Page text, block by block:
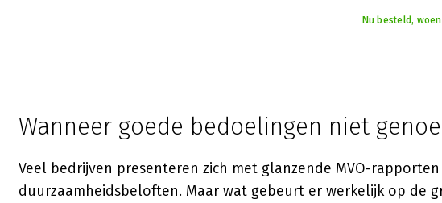
Nu besteld,
Wanneer goede bedoelingen niet
Veel bedrijven presenteren zich met glanzende MVO-rapporten
duurzaamheidsbeloften. Maar wat gebeurt er werkelijk op de